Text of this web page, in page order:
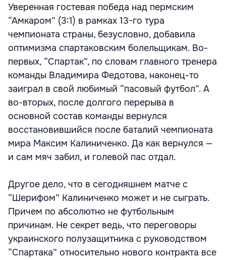
Уверенная гостевая победа над пермским
“Амкаром” (3:1) в рамках 13-го тура
чемпионата страны, безусловно, добавила
оптимизма спартаковским болельщикам. Во-
первых, “Спартак”, по словам главного тренера
команды Владимира Федотова, наконец-то
заиграл в свой любимый “пасовый футбол”. А
во-вторых, после долгого перерыва в
основной состав команды вернулся
восстановившийся после баталий чемпионата
мира Максим Калиниченко. Да как вернулся —
и сам мяч забил, и голевой пас отдал.
Другое дело, что в сегодняшнем матче с
“Шерифом” Калиниченко может и не сыграть.
Причем по абсолютно не футбольным
причинам. Не секрет ведь, что переговоры
украинского полузащитника с руководством
“Спартака” относительно нового контракта все